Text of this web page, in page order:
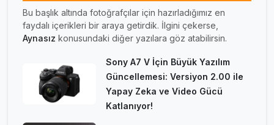
Bu başlık altında fotoğrafçılar için hazırladığımız en
faydalı içerikleri bir araya getirdik. İlgini çekerse,
Aynasız konusundaki diğer yazılara göz atabilirsin.
Sony A7 V İçin Büyük Yazılım
Güncellemesi: Versiyon 2.00 ile
Yapay Zeka ve Video Gücü
Katlanıyor!